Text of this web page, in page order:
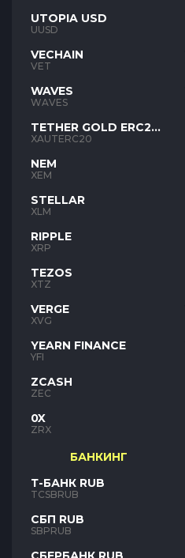
UTOPIA USD
UUSD
VECHAIN
VET
WAVES
WAVES
TETHER GOLD ERC20
XAUT
XAUTERC20
NEM
XEM
STELLAR
XLM
RIPPLE
XRP
TEZOS
XTZ
VERGE
XVG
YEARN FINANCE
YFI
ZCASH
ZEC
0X
ZRX
БАНКИНГ
Т-БАНК RUB
TCSBRUB
СБП RUB
SBPRUB